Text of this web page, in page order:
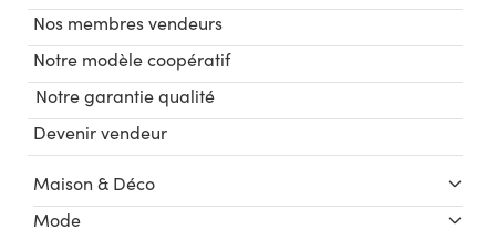
Nos membres vendeurs
Notre modèle coopératif
Notre garantie qualité
Devenir vendeur
Maison & Déco
Mode